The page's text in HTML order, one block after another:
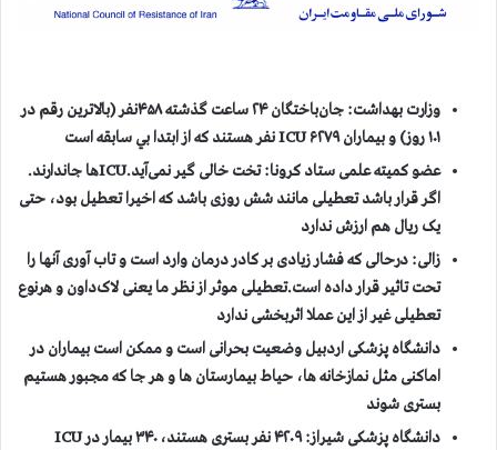
وزارت بهداشت: جان‌باختگان ۲۴ ساعت گذشته ۴۵۸نفر (بالاترین رقم در
۱۰۱ روز) و بیماران
ICU۶۲۷۹ نفر هستند كه از ابتدا بي سابقه است
عضو کمیته علمی ستاد کرونا: تخت خالی گیر نمی‌آید.ICUها جاندارند.
اگر قرار باشد تعطیلی مانند شش روزی باشد که اخیرا تعطیل بود، حتی
یک ریال هم ارزش ندارد
زالی: درحالی که فشار زیادی بر کادر درمان وارد است و تاب آوری آنها را
تحت تاثیر قرار داده است.تعطیلی موثر از نظر ما یعنی لاک‌داون و هرنوع
تعطیلی غیر از این عملا اثربخشی ندارد
دانشگاه پزشکی اردبیل وضعیت بحرانی است و ممکن است بیماران در
اماکنی مثل نمازخانه ها، حیاط بیمارستان ها و هر جا که مجبور هستیم
بستری شوند
دانشگاه پزشکی شیراز: ۴۲۰۹ نفر بستری هستند، ۳۴۰ بیمار در ICU